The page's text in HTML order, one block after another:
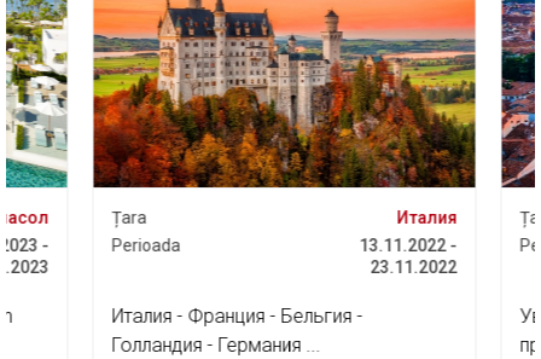
-
Țara
Италия
Perioada
13.11.2022 -
23.11.2022
Италия - Франция - Бельгия -
Голландия - Германия ...
Țara